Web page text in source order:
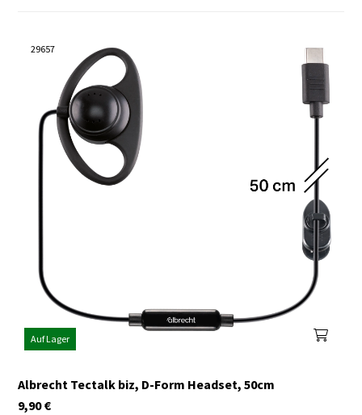
29657
Auf Lager
Albrecht Tectalk biz, D-Form Headset, 50cm
€
9,90